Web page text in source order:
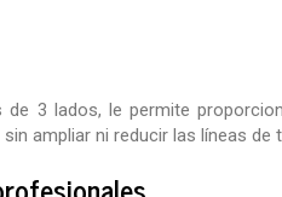
de 3 lados, le permite
ampliar ni reducir las líneas de